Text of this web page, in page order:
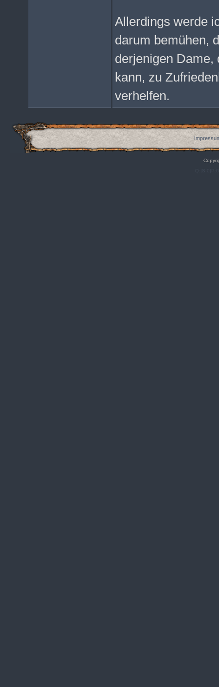
Allerdings werde
darum bemühen,
derjenigen Dame,
kann, zu
verhelfen.